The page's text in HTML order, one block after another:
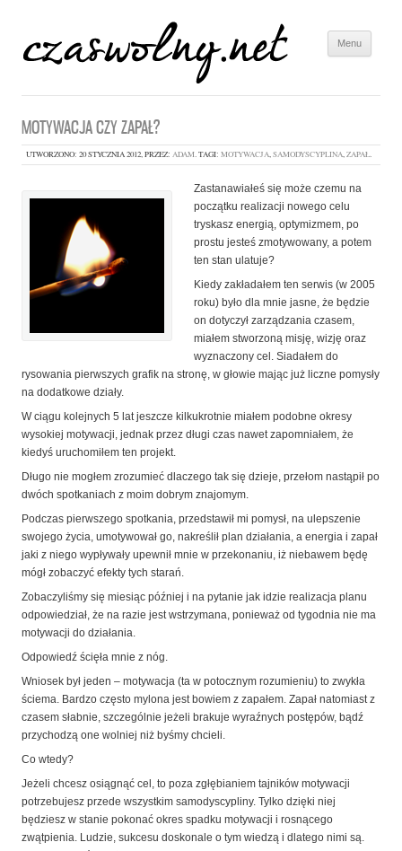
Menu
MOTYWACJA CZY ZAPAŁ?
UTWORZONO: 20 STYCZNIA 2012, PRZEZ: ADAM. TAGI: MOTYWACJA,SAMODYSCYPLINA,ZAPAŁ.
Zastanawiałeś się może czemu na
początku realizacji nowego celu
tryskasz energią, optymizmem, po
prostu jesteś zmotywowany, a potem
ten stan ulatuje?
Kiedy zakładałem ten serwis (w 2005
roku) było dla mnie jasne, że będzie
on dotyczył zarządzania czasem,
miałem stworzoną misję, wizję oraz
wyznaczony cel. Siadałem do
rysowania pierwszych grafik na stronę, w głowie mając już liczne pomysły
na dodatkowe działy.
W ciągu kolejnych 5 lat jeszcze kilkukrotnie miałem podobne okresy
wysokiej motywacji, jednak przez długi czas nawet zapomniałem, że
kiedyś uruchomiłem ten projekt.
Długo nie mogłem zrozumieć dlaczego tak się dzieje, przełom nastąpił po
dwóch spotkaniach z moim dobrym znajomym.
Podczas pierwszego spotkania, przedstawił mi pomysł, na ulepszenie
swojego życia, umotywował go, nakreślił plan działania, a energia i zapał
jaki z niego wypływały upewnił mnie w przekonaniu, iż niebawem będę
mógł zobaczyć efekty tych starań.
Zobaczyliśmy się miesiąc później i na pytanie jak idzie realizacja planu
odpowiedział, że na razie jest wstrzymana, ponieważ od tygodnia nie ma
motywacji do działania.
Odpowiedź ścięła mnie z nóg.
Wniosek był jeden – motywacja (ta w potocznym rozumieniu) to zwykła
ściema. Bardzo często mylona jest bowiem z zapałem. Zapał natomiast z
czasem słabnie, szczególnie jeżeli brakuje wyraźnych postępów, bądź
przychodzą one wolniej niż byśmy chcieli.
Co wtedy?
Jeżeli chcesz osiągnąć cel, to poza zgłębianiem tajników motywacji
potrzebujesz przede wszystkim samodyscypliny. Tylko dzięki niej
będziesz w stanie pokonać okres spadku motywacji i rosnącego
zwątpienia. Ludzie, sukcesu doskonale o tym wiedzą i dlatego nimi są.